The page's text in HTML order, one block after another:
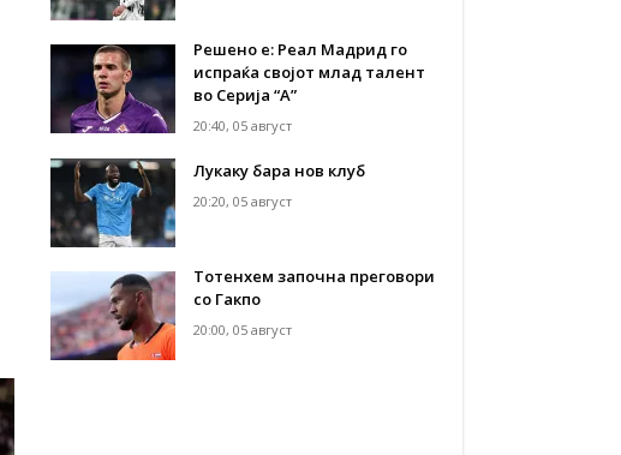
Решено е: Реал Мадрид го
испраќа својот млад талент
во Серија “А”
20:40, 05 август
Лукаку бара нов клуб
20:20, 05 август
Тотенхем започна преговори
со Гакпо
20:00, 05 август